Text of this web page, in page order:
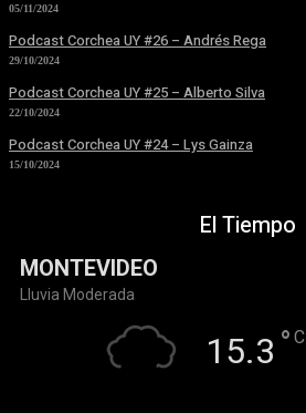
05/11/2024
Podcast Corchea UY #26 – Andrés Rega
29/10/2024
Podcast Corchea UY #25 – Alberto Silva
22/10/2024
Podcast Corchea UY #24 – Lys Gainza
15/10/2024
El Tiempo
MONTEVIDEO
Lluvia Moderada
15.3 ° C